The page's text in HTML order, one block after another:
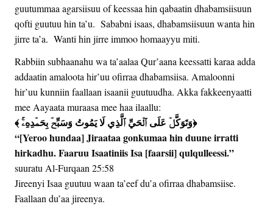
guutummaa agarsiisuu of keessaa hin qabaatin dhabamsiisuun
qofti guutuu hin ta’u. Sababni isaas, dhabamsiisuun wanta hin
jirre ta’a. Wanti hin jirre immoo homaayyu miti.
Rabbiin subhaanahu wa ta’aalaa Qur’aana keessatti karaa adda
addaatin amaloota hir’uu ofirraa dhabamsiisa. Amaloonni
hir’uu kunniin faallaan isaanii guutuudha. Akka fakkeenyaatti
mee Aayaata muraasa mee haa ilaallu:
﴾ وَتَوَكَّلۡ عَلَى ٱلۡحَيِّ ٱلَّذِي لَا يَمُوتُ وَسَبِّحۡ بِحَمۡدِهِۦۚ﴿
“[Yeroo hundaa] Jiraataa gonkumaa hin duune irratti
hirkadhu. Faaruu Isaatiniis Isa [faarsii] qulqulleessi.”
suuratu Al-Furqaan 25:58
Jireenyi Isaa guutuu waan ta’eef du’a ofirraa dhabamsiise.
Faallaan du’aa jireenya.